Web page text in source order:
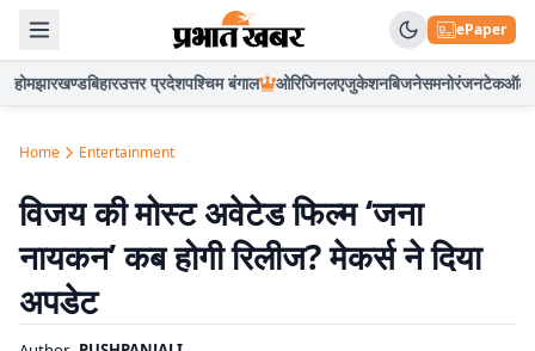
ePaper
होमझारखण्डबिहारउत्तर प्रदेशपश्चिम बंगाल ओरिजिनलएजुकेशनबिजनेसमनोरंजनटेकऑटो
Home Entertainment
विजय की मोस्ट अवेटेड फिल्म ‘जना
नायकन’ कब होगी रिलीज? मेकर्स ने दिया
अपडेट